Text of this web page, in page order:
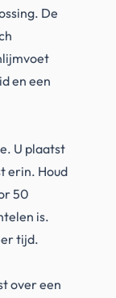
De
en een
U plaatst
erin. Houd
50
is.
tijd.
over een